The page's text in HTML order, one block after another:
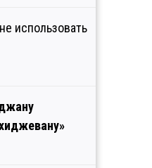
использовать